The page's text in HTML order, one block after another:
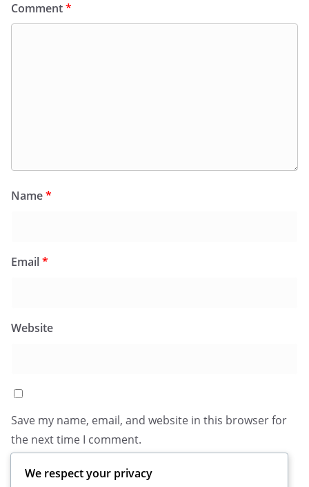
Comment*
Name*
Email*
Website
Save my name, email, and website in this browser for
the next time I comment.
We respect your privacy